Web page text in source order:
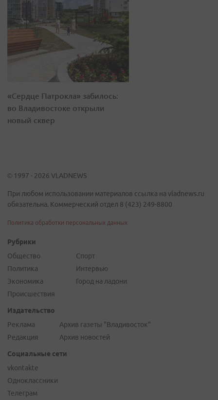
«Сердце Патрокла» забилось:
во Владивостоке открыли
новый сквер
© 1997 - 2026 VLADNEWS
При любом использовании материалов ссылка на vladnews.ru
обязательна. Коммерческий отдел 8 (423) 249-8800
Политика обработки персональных данных
Рубрики
Общество
Политика
Экономика
Происшествия
Спорт
Интервью
Город на ладони
Издательство
Реклама
Редакция
Архив газеты "Владивосток"
Архив новостей
Социальные сети
vkontakte
Одноклассники
Телеграм